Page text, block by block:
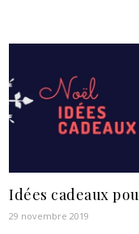
Idées cadeaux
29 novembre 2019